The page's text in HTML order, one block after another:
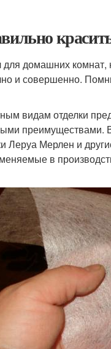
домашних
и совершенно.
видам отделки
Леруа Мерлен и
в